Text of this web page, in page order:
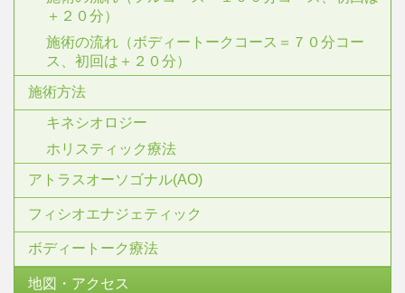
＋２０分）
施術の流れ（ボディートークコース＝７０分コー
ス、初回は＋２０分）
施術方法
キネシオロジー
ホリスティック療法
アトラスオーソゴナル(AO)
フィシオエナジェティック
ボディートーク療法
地図・アクセス